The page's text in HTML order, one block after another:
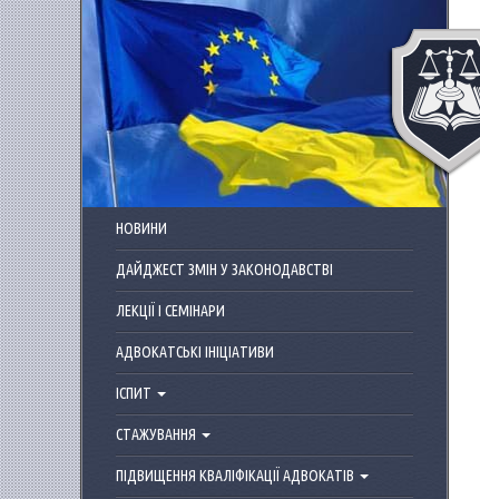
Перейти до основного матеріалу
НОВИНИ
ДАЙДЖЕСТ ЗМІН У ЗАКОНОДАВСТВІ
ЛЕКЦІЇ І СЕМІНАРИ
АДВОКАТСЬКІ ІНІЦІАТИВИ
ІСПИТ
СТАЖУВАННЯ
ПІДВИЩЕННЯ КВАЛІФІКАЦІЇ АДВОКАТІВ